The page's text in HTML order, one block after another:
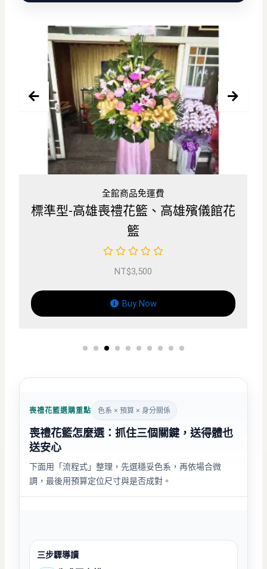
殯儀館花
心念型-高雄喪禮花籃、高雄殯
喪禮花籃選購重點 色系 × 預算 × 身分關係
喪禮花籃怎麼選：抓住三個關鍵，送得體也
送安心
下面用「流程式」整理，先選穩妥色系，再依場合微
調，最後用預算定位尺寸與是否成對。
三步驟導讀